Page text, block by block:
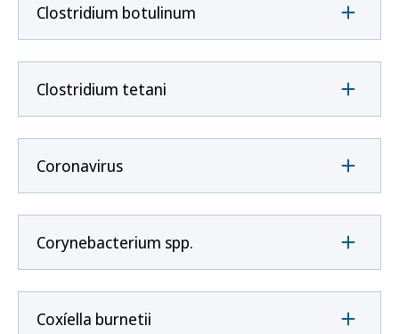
Clostridium botulinum
Clostridium tetani
Coronavirus
Corynebacterium spp.
Coxíella burnetii